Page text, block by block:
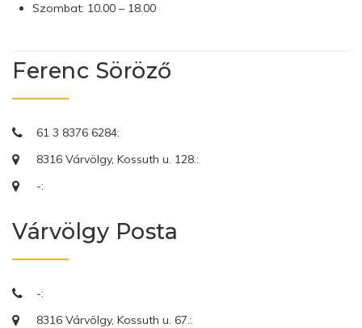
Szombat: 10.00 – 18.00
Ferenc Söröző
61 3 8376 6284:
8316 Várvölgy, Kossuth u. 128.:
-:
Várvölgy Posta
-:
8316 Várvölgy, Kossuth u. 67.: